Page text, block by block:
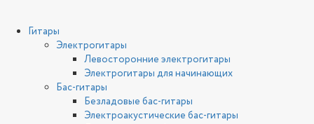
Гитары
Электрогитары
Левосторонние электрогитары
Электрогитары для начинающих
Бас-гитары
Безладовые бас-гитары
Электроакустические бас-гитары